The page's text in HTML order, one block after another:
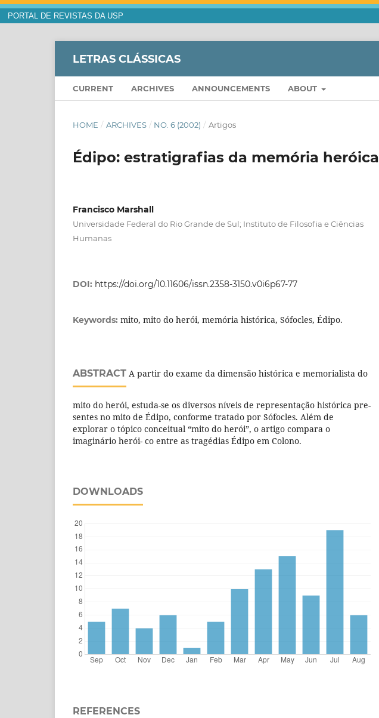
PORTAL DE REVISTAS DA USP
LETRAS CLÁSSICAS
CURRENT ARCHIVES ANNOUNCEMENTS ABOUT
HOME / ARCHIVES / NO. 6 (2002) / Artigos
Édipo: estratigrafias da memória heróica
Francisco Marshall
Universidade Federal do Rio Grande de Sul; Instituto de Filosofia e Ciências
Humanas
DOI: https://doi.org/10.11606/issn.2358-3150.v0i6p67-77
Keywords: mito, mito do herói, memória histórica, Sófocles, Édipo.
ABSTRACT A partir do exame da dimensão histórica e memorialista do
mito do herói, estuda-se os diversos níveis de representação histórica pre-
sentes no mito de Édipo, conforme tratado por Sófocles. Além de
explorar o tópico conceitual “mito do herói”, o artigo compara o
imaginário herói- co entre as tragédias Édipo em Colono.
DOWNLOADS
REFERENCES